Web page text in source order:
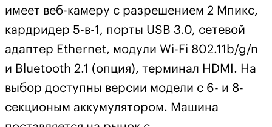
имеет веб-камеру с разрешением 2 Мпикс,
кардридер 5-в-1, порты USB 3.0, сетевой
адаптер Ethernet, модули Wi-Fi 802.11b/g/n
и Bluetooth 2.1 (опция), терминал HDMI. На
выбор доступны версии модели с 6- и 8-
секционым аккумулятором. Машина